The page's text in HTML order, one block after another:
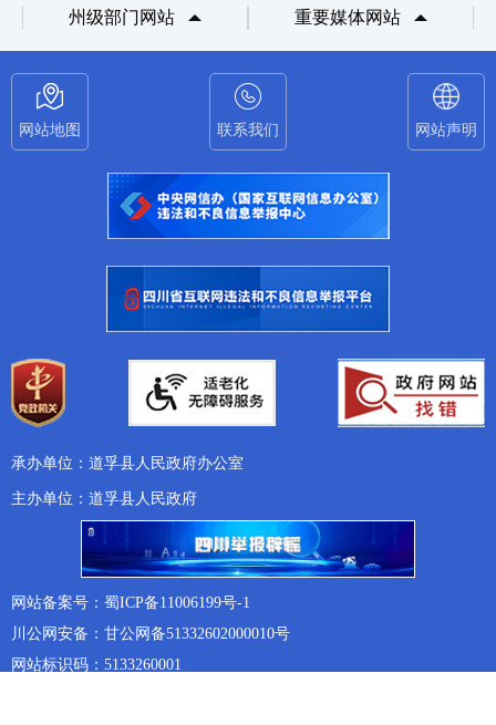
州级部门网站 重要媒体网站
网站地图 联系我们 网站声明
承办单位：道孚县人民政府办公室
主办单位：道孚县人民政府
网站备案号：蜀ICP备11006199号-1
川公网安备：甘公网备51332602000010号
网站标识码：5133260001